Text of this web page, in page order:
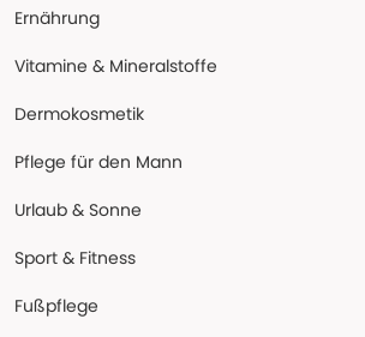
Ernährung
Vitamine & Mineralstoffe
Dermokosmetik
Pflege für den Mann
Urlaub & Sonne
Sport & Fitness
Fußpflege